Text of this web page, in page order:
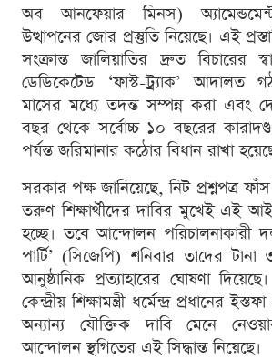
অব আনফেয়ার মিনস)
উত্থাপনের জোর প্রস্তুতি নিয়েছে। এই
সংক্রান্ত জালিয়াতির দ্রুত বিচারের
ডেডিকেটেড ‘ফাস্ট-ট্র্যাক’ আদালত
মাসের মধ্যে তদন্ত সম্পন্ন করা এবং
বছর থেকে সর্বোচ্চ ১০ বছরের
পর্যন্ত জরিমানার কঠোর বিধান রাখা
সরকার পক্ষ জানিয়েছে, নিট প্রশ্নপত্র
তরুণ শিক্ষার্থীদের দাবির মুখেই এই
হচ্ছে। তবে আন্দোলন
পার্টি’ (সিজেপি) শনিবার তাদের
আনুষ্ঠানিক প্রত্যাহারের ঘোষণা
কেন্দ্রীয় শিক্ষামন্ত্রী ধর্মেন্দ্র প্রধানের
অন্যান্য যৌক্তিক দাবি মেনে
আন্দোলন স্থগিতের এই সিদ্ধান্ত নিয়েছে।